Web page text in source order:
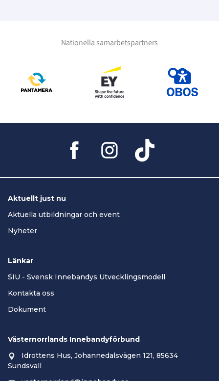
Nationella samarbetspartners
Aktuellt just nu
Aktuella utbildningar och event
Nyheter
Länkar
SIU - Svensk Innebandys Utvecklingsmodell
Kontakta oss
Dokument
Västernorrlands Innebandyförbund
Idrottens Hus, Johannedalsvägen 121, 85634
Sundsvall